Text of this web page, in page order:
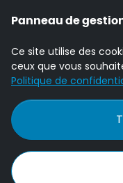
Panneau de
Ce site utilise des
ceux que vous
Politique de